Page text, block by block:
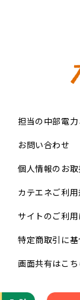
担当の中部電
お問い合わせ
個人情報のお
カテエネご利
サイトのご利
特定商取引に
画面共有はこち